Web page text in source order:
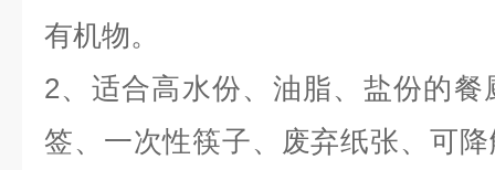
有机物。
2、适合高水份、油脂、盐份的
签、一次性筷子、废弃纸张、可